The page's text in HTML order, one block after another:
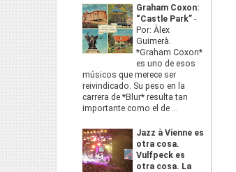
Graham Coxon:
“Castle Park” -
Por: Àlex
Guimerà.
*Graham Coxon*
es uno de esos
músicos que merece ser
reivindicado. Su peso en la
carrera de *Blur* resulta tan
importante como el de ...
Jazz à Vienne es
otra cosa.
Vulfpeck es
otra cosa. La